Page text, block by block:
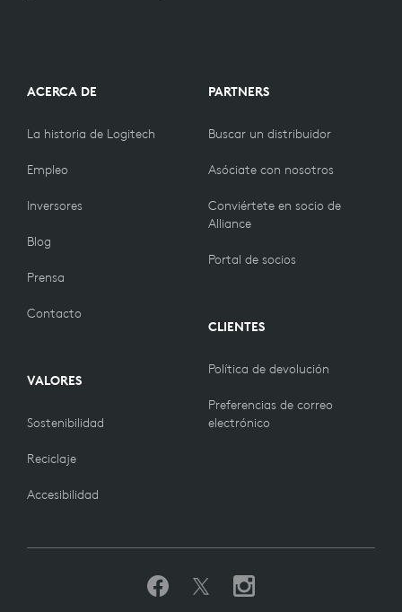
ACERCA DE
La historia de Logitech
Empleo
Inversores
Blog
Prensa
Contacto
VALORES
Sostenibilidad
Reciclaje
Accesibilidad
PARTNERS
Buscar un distribuidor
Asóciate con nosotros
Conviértete en socio de
Alliance
Portal de socios
CLIENTES
Política de devolución
Preferencias de correo
electrónico